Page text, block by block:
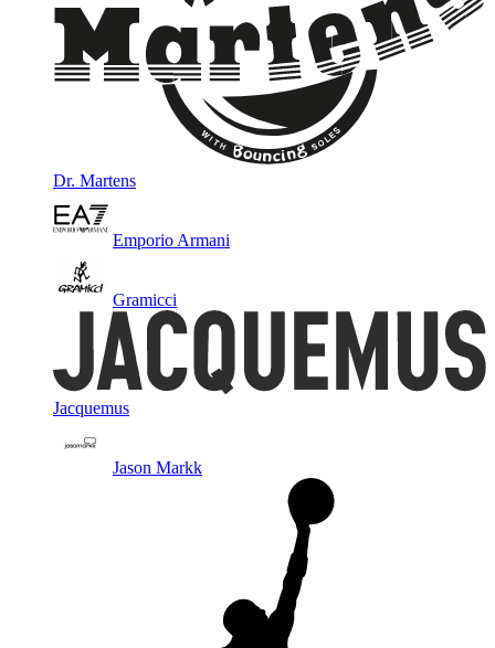
Dr. Martens
Emporio Armani
Gramicci
Jacquemus
Jason Markk